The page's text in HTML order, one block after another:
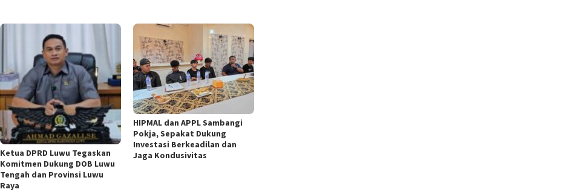
Ketua DPRD Luwu Tegaskan
Komitmen Dukung DOB Luwu
Tengah dan Provinsi Luwu
Raya
HIPMAL dan APPL Sambangi
Pokja, Sepakat Dukung
Investasi Berkeadilan dan
Jaga Kondusivitas